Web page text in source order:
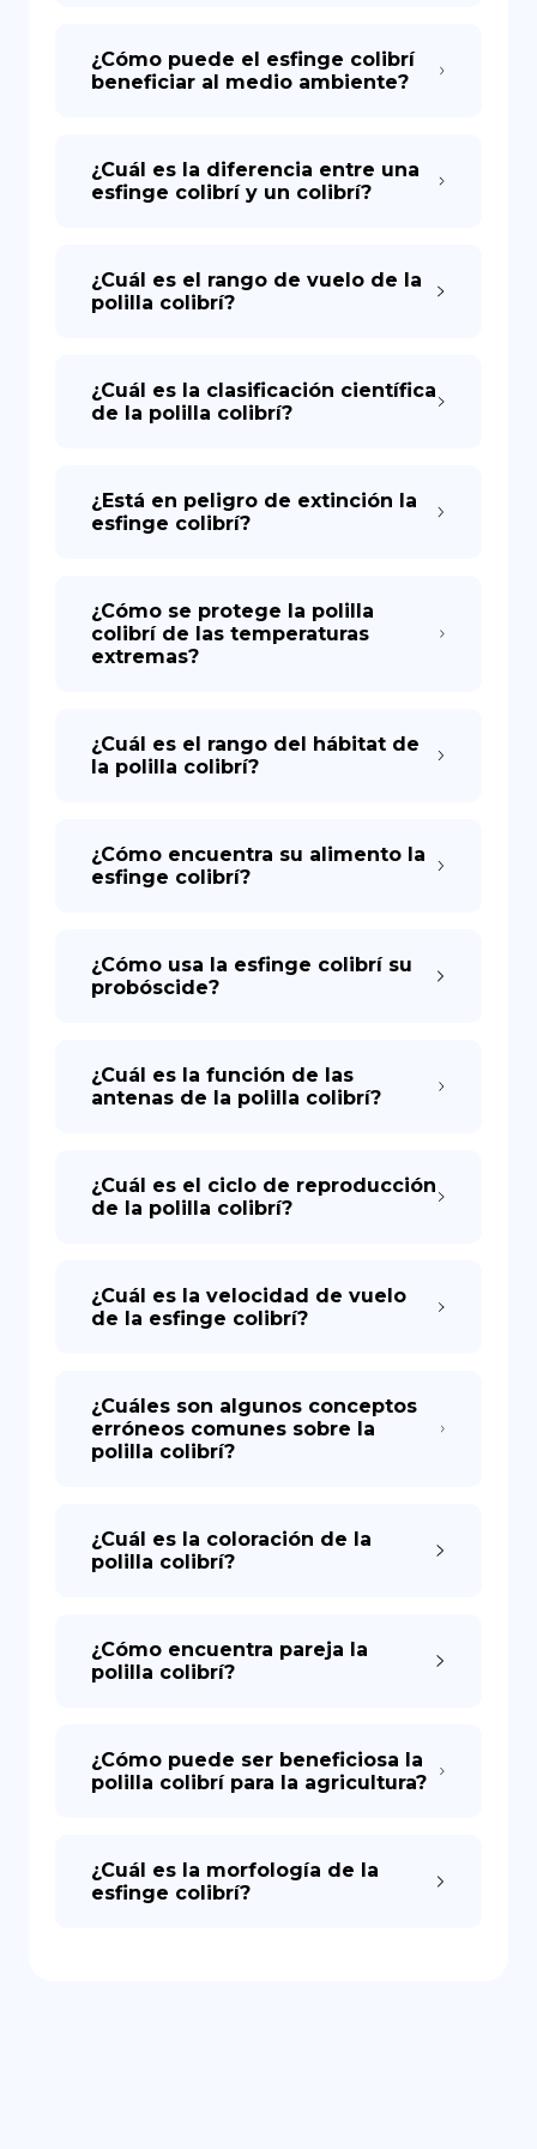
¿Cómo puede el esfinge colibrí
beneficiar al medio ambiente?
¿Cuál es la diferencia entre una
esfinge colibrí y un colibrí?
¿Cuál es el rango de vuelo de la
polilla colibrí?
¿Cuál es la clasificación científica
de la polilla colibrí?
¿Está en peligro de extinción la
esfinge colibrí?
¿Cómo se protege la polilla
colibrí de las temperaturas
extremas?
¿Cuál es el rango del hábitat de
la polilla colibrí?
¿Cómo encuentra su alimento la
esfinge colibrí?
¿Cómo usa la esfinge colibrí su
probóscide?
¿Cuál es la función de las
antenas de la polilla colibrí?
¿Cuál es el ciclo de reproducción
de la polilla colibrí?
¿Cuál es la velocidad de vuelo
de la esfinge colibrí?
¿Cuáles son algunos conceptos
erróneos comunes sobre la
polilla colibrí?
¿Cuál es la coloración de la
polilla colibrí?
¿Cómo encuentra pareja la
polilla colibrí?
¿Cómo puede ser beneficiosa la
polilla colibrí para la agricultura?
¿Cuál es la morfología de la
esfinge colibrí?